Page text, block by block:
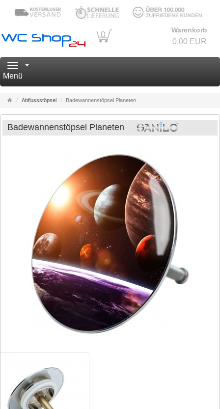
0 Warenkorb
0,00 EUR
Navigation
Menü
Startseite
Abflussstöpsel Badewannenstöpsel Planeten
Badewannenstöpsel Planeten